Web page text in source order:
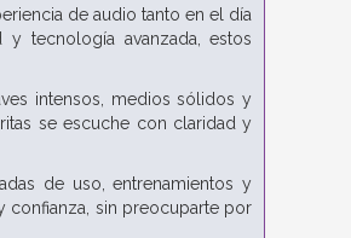
de audio tanto en el día
tecnología avanzada, estos
intensos, medios sólidos y
se escuche con claridad y
de uso, entrenamientos y
confianza, sin preocuparte por